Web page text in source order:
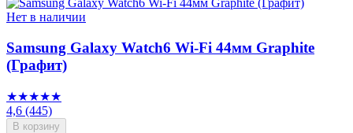
Нет в наличии
Samsung Galaxy Watch6 Wi-Fi 44мм Graphite
(Графит)
★★★★★
4,6 (445)
В корзину